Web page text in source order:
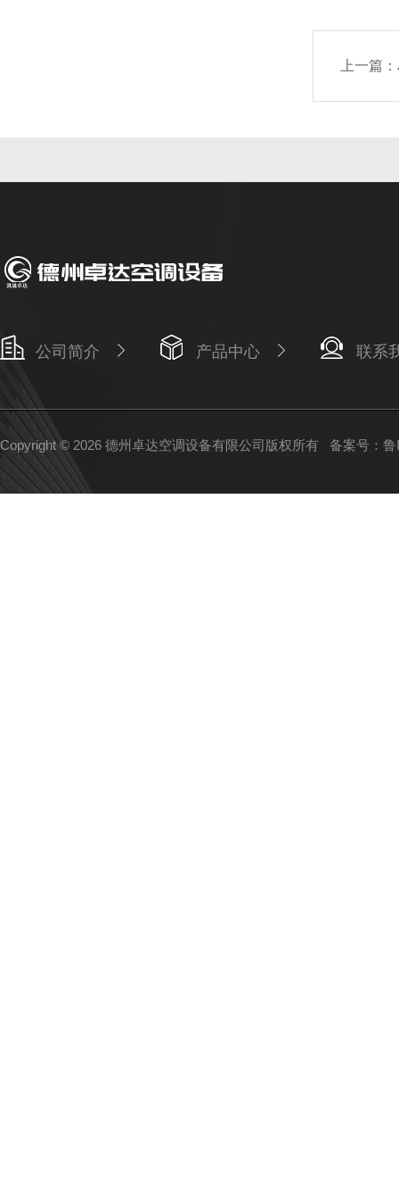
上一篇：
公司简介 产品中心 联系
Copyright © 2026 德州卓达空调设备有限公司版权所有 备案号：